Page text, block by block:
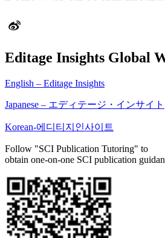
Editage Insights Global
English – Editage Insights
Japanese – エディテージ・インサイト
Korean-에디티지인사이트
Follow "SCI Publication Tutoring" to
obtain one-on-one SCI publication